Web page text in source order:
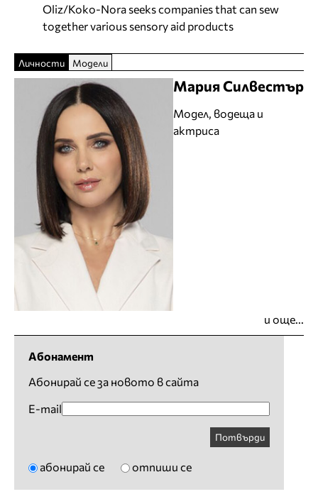
Oliz/Koko-Nora seeks companies that can sew
together various sensory aid products
Личности Модели
Мария Силвестър
Модел, водеща и
актриса
и още...
Абонамент
Абонирай се за новото в сайта
E-mail
Потвърди
абонирай се отпиши се